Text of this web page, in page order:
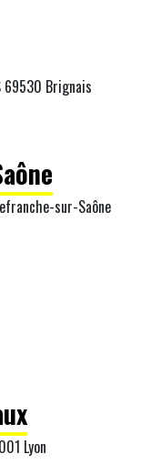
69530 Brignais
sur-Saône
Lyon